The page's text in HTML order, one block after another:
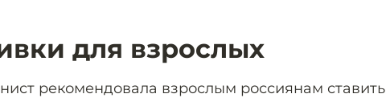
для взрослых
рекомендовала взрослым россиянам ставить